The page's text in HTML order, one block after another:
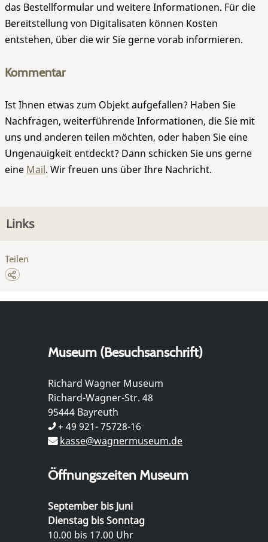
das Bestellformular und weitere Informationen. Für die
Bereitstellung von Digitalisaten können Kosten
entstehen, über die wir Sie gerne vorab informieren.
Kommentar
Ist Ihnen etwas zum Objekt aufgefallen? Haben Sie
Nachfragen, weiterführende Informationen, die Sie mit
uns und anderen teilen möchten, oder haben Sie eine
Ungenauigkeit entdeckt? Dann schicken Sie uns gerne
eine Mail. Wir freuen uns über Ihre Nachricht.
Links
Teilen
Museum (Besuchsanschrift)
Richard Wagner Museum
Richard-Wagner-Str. 48
95444 Bayreuth
+ 49 921- 75728-16
kasse@wagnermuseum.de
Öffnungszeiten Museum
September bis Juni
Dienstag bis Sonntag
10.00 bis 17.00 Uhr